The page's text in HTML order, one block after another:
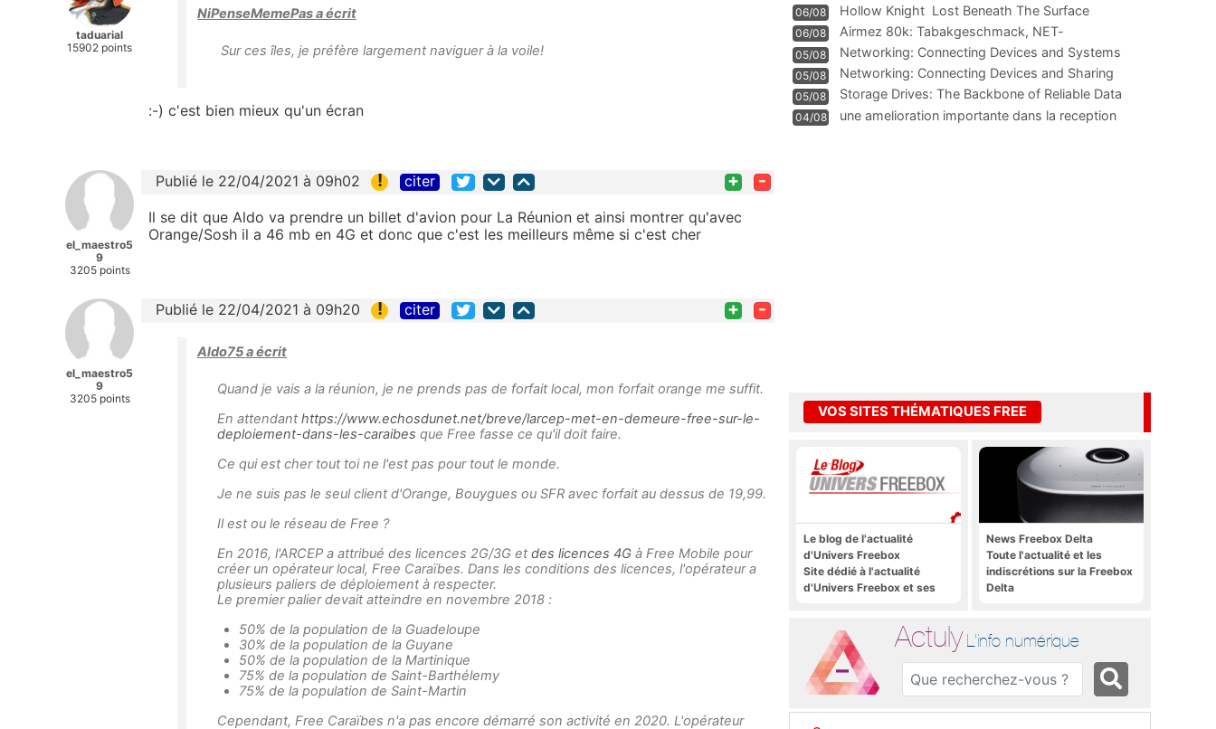
taduarial
15902 points
NiPenseMemePas a écrit
Sur ces îles, je préfère largement naviguer à la voile!
:-) c'est bien mieux qu'un écran
el_maestro5
9
3205 points
Publié le 22/04/2021 à 09h02 ! citer + -
Il se dit que Aldo va prendre un billet d'avion pour La Réunion et ainsi montrer qu'avec
Orange/Sosh il a 46 mb en 4G et donc que c'est les meilleurs même si c'est cher
el_maestro5
9
3205 points
Publié le 22/04/2021 à 09h20 ! citer + -
Aldo75 a écrit
Quand je vais a la réunion, je ne prends pas de forfait local, mon forfait orange me suffit.
En attendant https://www.echosdunet.net/breve/larcep-met-en-demeure-free-sur-le-
deploiement-dans-les-caraibes que Free fasse ce qu'il doit faire.
Ce qui est cher tout toi ne l'est pas pour tout le monde.
Je ne suis pas le seul client d'Orange, Bouygues ou SFR avec forfait au dessus de 19,99.
Il est ou le réseau de Free ?
En 2016, l'ARCEP a attribué des licences 2G/3G et des licences 4G à Free Mobile pour
créer un opérateur local, Free Caraïbes. Dans les conditions des licences, l'opérateur a
plusieurs paliers de déploiement à respecter.
Le premier palier devait atteindre en novembre 2018 :
50% de la population de la Guadeloupe
30% de la population de la Guyane
50% de la population de la Martinique
75% de la population de Saint-Barthélemy
75% de la population de Saint-Martin
Cependant, Free Caraïbes n'a pas encore démarré son activité en 2020. L'opérateur
06/08 Hollow Knight  Lost Beneath The Surface
06/08
Airmez 80k: Tabakgeschmack, NET-
Technologie und Leistung im
05/08 Networking: Connecting Devices and Systems
05/08
Networking: Connecting Devices and Sharing
Information
05/08
Storage Drives: The Backbone of Reliable Data
Management
04/08
une amelioration importante dans la reception
VOS SITES THÉMATIQUES FREE
Le blog de l'actualité
d'Univers Freebox
Site dédié à l'actualité
d'Univers Freebox et ses
thématiques Actuly, à
Freezone, etc.
News Freebox Delta
Toute l'actualité et les
indiscrétions sur la Freebox
Delta
Actuly L'info numérique